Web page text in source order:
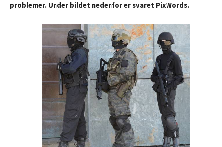
problemer. Under bildet nedenfor er svaret PixWords.